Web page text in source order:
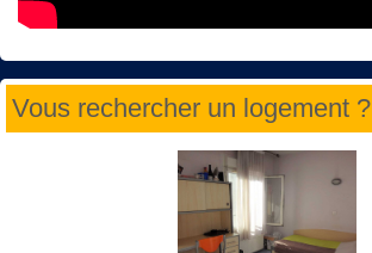
Vous rechercher un logement ?